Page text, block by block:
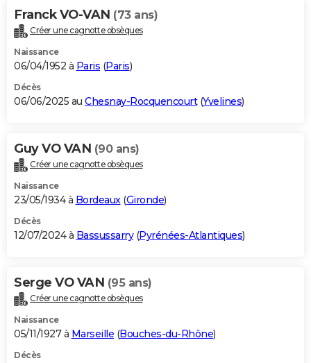
Carte de Noël
Carte Bonne année
Carte Saint-Valentin
Carte Pâques
Carte d'anniversaire
DICTIONNAIRE
Dictionnaire
Biographies
Citations
Expressions
Proverbes
PROGRAMME TV
S'inscrire
Se connecter
Lycées
Collèges
Primaires
Universités
Entreprises
Service militaire
Avis de recherche
AVIS DE DÉCÈS
Bricolage
Lifestyle
Culture
Sport
Auto
Television
Voyage
Cinema
Franck VO-VAN (73 ans)
Créer une cagnotte obsèques
Naissance
06/04/1952 à Paris (Paris)
Décès
06/06/2025 au Chesnay-Rocquencourt(Yvelines)
Guy VO VAN (90 ans)
Créer une cagnotte obsèques
Naissance
23/05/1934 à Bordeaux(Gironde)
Décès
12/07/2024 à Bassussarry(Pyrénées-Atlantiques)
Serge VO VAN (95 ans)
Créer une cagnotte obsèques
Naissance
05/11/1927 à Marseille (Bouches-du-Rhône)
Décès